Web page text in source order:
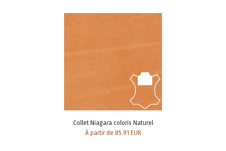
Collet Niagara coloris Naturel
À partir de 85.91 EUR